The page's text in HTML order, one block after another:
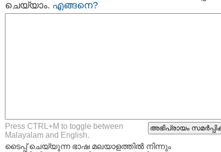
ചെയ്യാം. എങ്ങനെ?
Press CTRL+M to toggle between
Malayalam and English.
ടൈപ്പ്‌ ചെയ്യുന്ന ഭാഷ മലയാളത്തില്‍ നിന്നും